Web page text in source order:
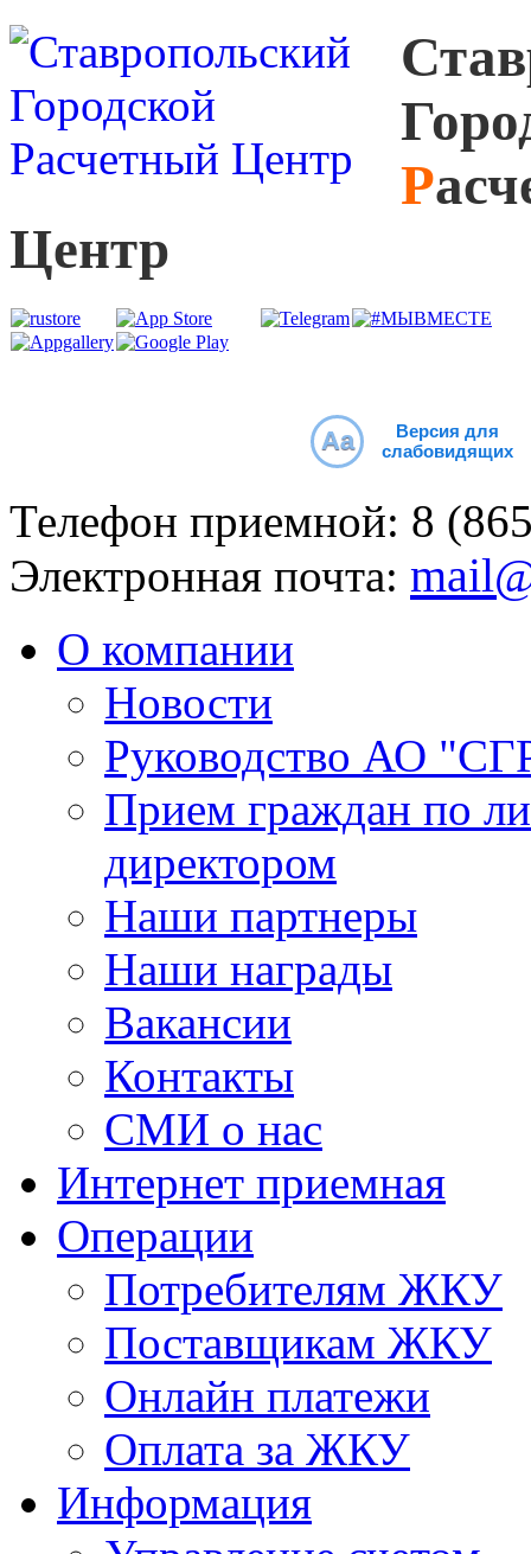
С
Г
Р
Центр
Aa
Версия для
слабовидящих
Телефон приемной: 8
Электронная почта:
О компании
Новости
Руководство АО
Прием граждан по
директором
Наши партнеры
Наши награды
Вакансии
Контакты
СМИ о нас
Интернет приемная
Операции
Потребителям ЖКУ
Поставщикам ЖКУ
Онлайн платежи
Оплата за ЖКУ
Информация